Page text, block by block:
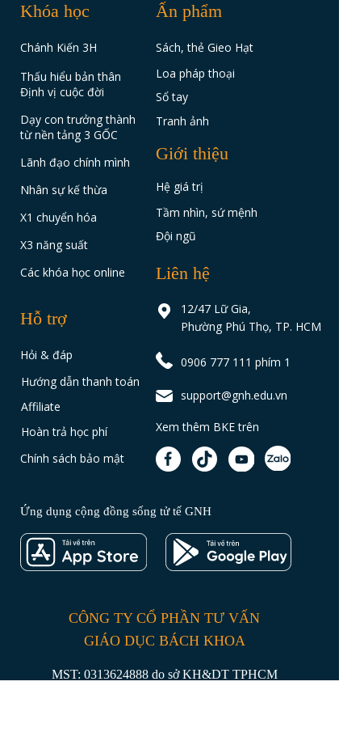
Giới thiệu
Hệ giá trị
Tầm nhìn, sứ mệnh
Đội ngũ
Tranh ảnh
Ấn phẩm
Sách, thẻ Gieo Hạt
Loa pháp thoại
Sổ tay
Liên hệ
12/47 Lữ Gia,
Phường Phú Thọ, TP. HCM
0906 777 111 phím 1
support@gnh.edu.vn
Lãnh đạo chính mình
Khóa học
Chánh Kiến 3H
Thấu hiểu bản thân
Định vị cuộc đời
Dạy con trưởng thành
từ nền tảng 3 GỐC
Nhân sự kế thừa
X3 năng suất
Các khóa học online
X1 chuyển hóa
Ứng dụng cộng đồng sống tử tế GNH
Hỗ trợ
Hỏi & đáp
Hoàn trả học phí
Affiliate
Chính sách bảo mật
Hướng dẫn thanh toán
Xem thêm BKE trên
MST: 0313624888 do sở KH&DT TPHCM
CÔNG TY CỔ PHẦN TƯ VẤN
GIÁO DỤC BÁCH KHOA